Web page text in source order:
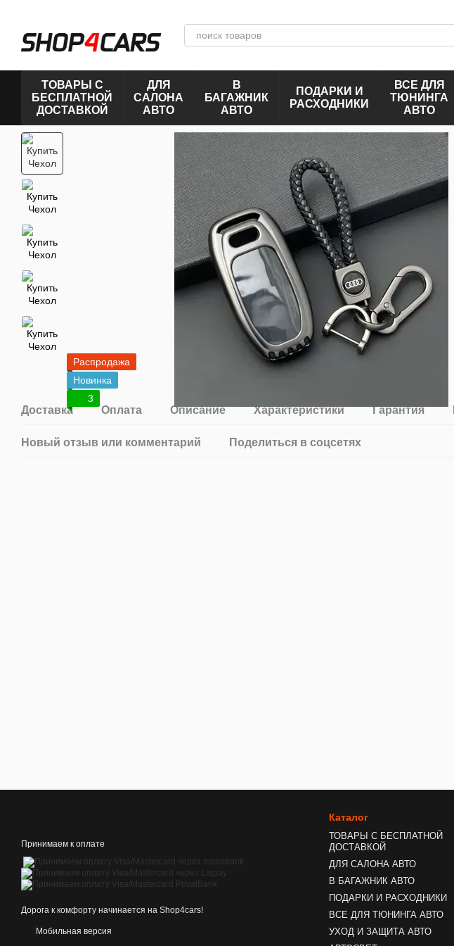
ТОВАРЫ С
БЕСПЛАТНОЙ
ДОСТАВКОЙ
ДЛЯ
САЛОНА
АВТО
В
БАГАЖНИК
АВТО
ПОДАРКИ И
РАСХОДНИКИ
ВСЕ ДЛЯ
ТЮНИНГА
АВТО
Распродажа
Новинка
3
Доставка Оплата Описание Характеристики Гарантия
Новый отзыв или комментарий Поделиться в соцсетях
Принимаем к оплате
Дорога к комфорту начинается на Shop4cars!
Мобильная версия
Каталог
ТОВАРЫ С БЕСПЛАТНОЙ
ДОСТАВКОЙ
ДЛЯ САЛОНА АВТО
В БАГАЖНИК АВТО
ПОДАРКИ И РАСХОДНИКИ
ВСЕ ДЛЯ ТЮНИНГА АВТО
УХОД И ЗАЩИТА АВТО